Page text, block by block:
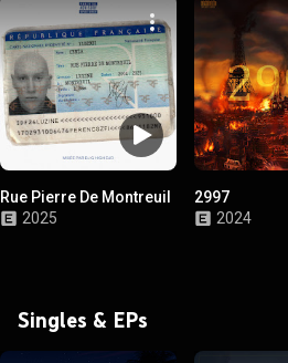
Rue Pierre De Montreuil
2025
2997
2024
Singles & EPs